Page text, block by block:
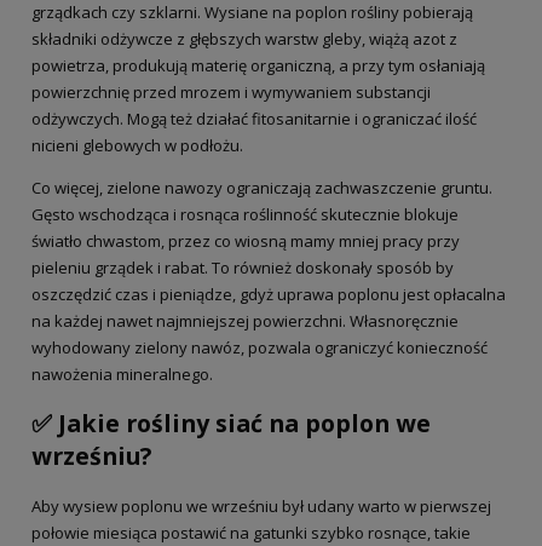
grządkach czy szklarni. Wysiane na poplon rośliny pobierają
składniki odżywcze z głębszych warstw gleby, wiążą azot z
powietrza, produkują materię organiczną, a przy tym osłaniają
powierzchnię przed mrozem i wymywaniem substancji
odżywczych. Mogą też działać fitosanitarnie i ograniczać ilość
nicieni glebowych w podłożu.
Co więcej, zielone nawozy ograniczają zachwaszczenie gruntu.
Gęsto wschodząca i rosnąca roślinność skutecznie blokuje
światło chwastom, przez co wiosną mamy mniej pracy przy
pieleniu grządek i rabat. To również doskonały sposób by
oszczędzić czas i pieniądze, gdyż uprawa poplonu jest opłacalna
na każdej nawet najmniejszej powierzchni. Własnoręcznie
wyhodowany zielony nawóz, pozwala ograniczyć konieczność
nawożenia mineralnego.
✅ Jakie rośliny siać na poplon we
wrześniu?
Aby wysiew poplonu we wrześniu był udany warto w pierwszej
połowie miesiąca postawić na gatunki szybko rosnące, takie